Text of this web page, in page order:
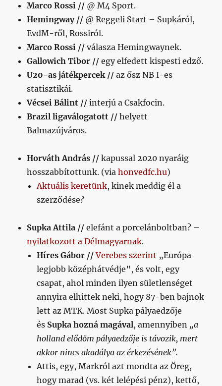
Marco Rossi // @ M4 Sport.
Hemingway // @ Reggeli Start – Supkáról,
EvdM-ről, Rossiról.
Marco Rossi //válasza Hemingwaynek.
Gallowich Tibor //egy elfedett kispesti edző.
U20-as játékpercek //az ősz NB I-es
statisztikái.
Vécsei Bálint //interjú a Csakfocin.
Brazil ligaválogatott //helyett
Balmazújváros.
Horváth András //kapussal 2020 nyaráig
hosszabbítottunk. (viahonvedfc.hu)
Aktuális keretünk, kinek meddig él a
szerződése?
Supka Attila //elefánt a porcelánboltban? –
nyilatkozott a Délmagyarnak.
Híres Gábor //Verebes szerint „Európa
legjobb középhátvédje”, és volt, egy
csapat, ahol minden ilyen sületlenséget
annyira elhittek neki, hogy 87-ben bajnok
lett az MTK. Most Supka pályaedzője
és Supka hozná magával, amennyiben „a
holland elődöm pályaedzője is távozik, mert
akkor nincs akadálya az érkezésének”.
Attis, egy, Markról azt mondta az Öreg,
hogy marad (vs. két lelépési pénz), kettő,